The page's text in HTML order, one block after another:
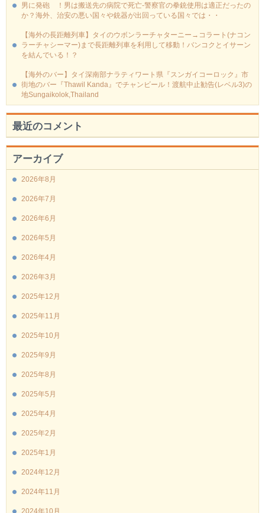
男に発砲 ！男は搬送先の病院で死亡-警察官の拳銃使用は適正だったの
か？海外、治安の悪い国々や銃器が出回っている国々では・・
【海外の長距離列車】タイのウボンラーチャターニー→コラート(ナコン
ラーチャシーマー)まで長距離列車を利用して移動！バンコクとイサーン
を結んでいる！？
【海外のバー】タイ深南部ナラティワート県『スンガイコーロック』市
街地のバー『Thawil Kanda』でチャンビール！渡航中止勧告(レベル3)の
地Sungaikolok,Thailand
最近のコメント
アーカイブ
2026年8月
2026年7月
2026年6月
2026年5月
2026年4月
2026年3月
2025年12月
2025年11月
2025年10月
2025年9月
2025年8月
2025年5月
2025年4月
2025年2月
2025年1月
2024年12月
2024年11月
2024年10月